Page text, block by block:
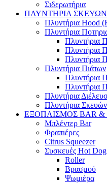
Σιδερωτήρια
ΠΛΥΝΤΗΡΙΑ ΣΚΕΥΩΝ
Πλυντήρια Hood
Πλυντήρια
Πλυντήρια
Πλυντήρια
Πλυντήρια
Πλυντήρια Πιάτων
Πλυντήρια
Πλυντήρια
Πλυντήρια
Πλυντήρια
ΕΞΟΠΛΙΣΜΟΣ BAR &
Μπλέντερ Bar
Φραπιέρες
Citrus Squeezer
Συσκευές Hot Dog
Roller
Βρασμού
Ψωμιέρα